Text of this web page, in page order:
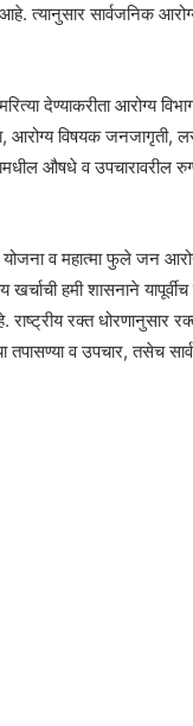
त्यानुसार सार्वजनिक
देण्याकरीता आरोग्य
आरोग्य विषयक
औषधे व उपचारावरील
व महात्मा फुले जन आरोग्य
हमी शासनाने
रक्त धोरणानुसार
व उपचार, तसेच